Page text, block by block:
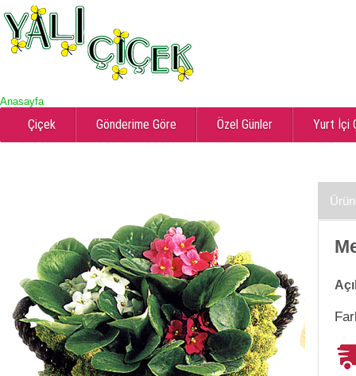
Anasayfa
Çiçek Gönderime Göre Özel Günler Yurt İçi